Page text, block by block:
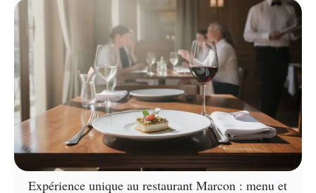
Expérience unique au restaurant Marcon : menu et